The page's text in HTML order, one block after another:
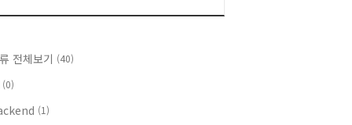
전체보기 (40)
(0)
(1)